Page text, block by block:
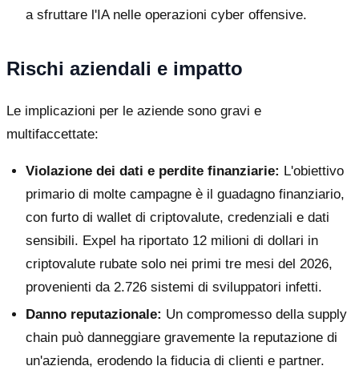
a sfruttare l'IA nelle operazioni cyber offensive.
Rischi aziendali e impatto
Le implicazioni per le aziende sono gravi e
multifaccettate:
Violazione dei dati e perdite finanziarie: L'obiettivo
primario di molte campagne è il guadagno finanziario,
con furto di wallet di criptovalute, credenziali e dati
sensibili. Expel ha riportato 12 milioni di dollari in
criptovalute rubate solo nei primi tre mesi del 2026,
provenienti da 2.726 sistemi di sviluppatori infetti.
Danno reputazionale: Un compromesso della supply
chain può danneggiare gravemente la reputazione di
un'azienda, erodendo la fiducia di clienti e partner.